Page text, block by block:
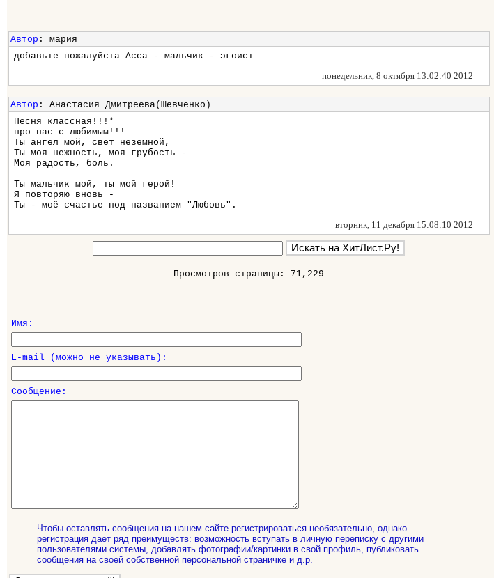
Автор : мария
добавьте пожалуйста Асса - мальчик - эгоист
понедельник, 8 октября 13:02:40 2012
Автор : Анастасия Дмитреева(Шевченко)
Песня классная!!!*
про нас с любимым!!!
Ты ангел мой, свет неземной,
Ты моя нежность, моя грубость -
Моя радость, боль.
Ты мальчик мой, ты мой герой!
Я повторяю вновь -
Ты - моё счастье под названием "Любовь".
вторник, 11 декабря 15:08:10 2012
Просмотров страницы: 71,229
Имя:
E-mail (можно не указывать):
Сообщение:
Чтобы оставлять сообщения на нашем сайте регистрироваться необязательно, однако
регистрация дает ряд преимуществ: возможность вступать в личную переписку с другими
пользователями системы, добавлять фотографии/картинки в свой профиль, публиковать
сообщения на своей собственной персональной страничке и д.р.